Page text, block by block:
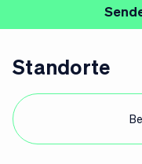
Standorte